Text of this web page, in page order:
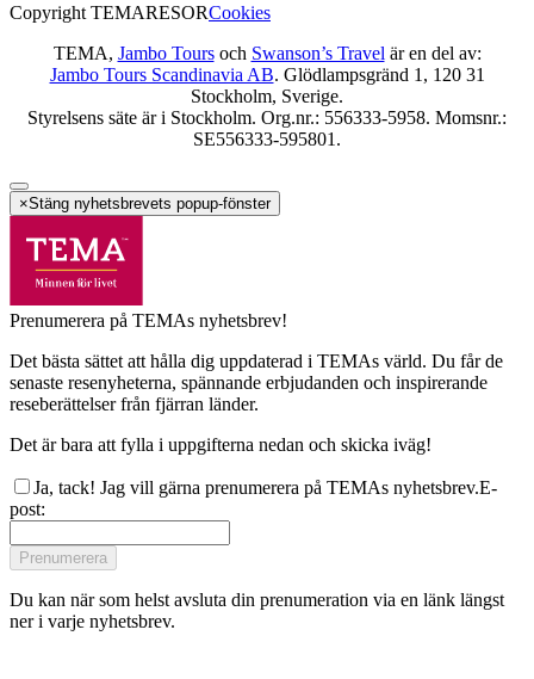
Copyright TEMARESORCookies
TEMA, Jambo Toursoch Swanson’s Travel är en del av:
Jambo Tours Scandinavia AB. Glödlampsgränd 1, 120 31
Stockholm, Sverige.
Styrelsens säte är i Stockholm. Org.nr.: 556333-5958. Momsnr.:
SE556333-595801.
×Stäng nyhetsbrevets popup-fönster
Prenumerera på TEMAs nyhetsbrev!
Det bästa sättet att hålla dig uppdaterad i TEMAs värld. Du får de
senaste resenyheterna, spännande erbjudanden och inspirerande
reseberättelser från fjärran länder.
Det är bara att fylla i uppgifterna nedan och skicka iväg!
Ja, tack! Jag vill gärna prenumerera på TEMAs nyhetsbrev.E-
post:
Prenumerera
Du kan när som helst avsluta din prenumeration via en länk längst
ner i varje nyhetsbrev.